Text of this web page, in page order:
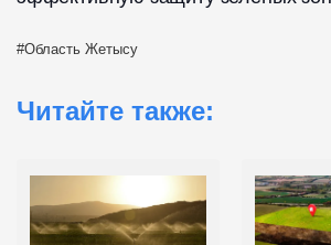
Область Жетысу
Читайте также: